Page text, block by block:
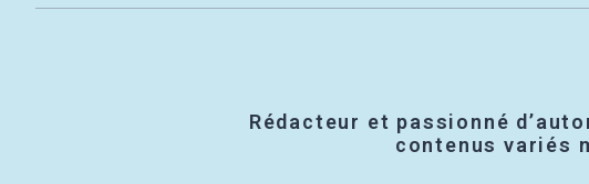
Rédacteur et passionné
contenus variés